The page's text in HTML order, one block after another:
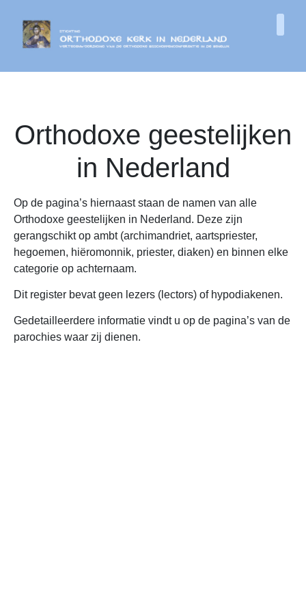
Orthodoxe geestelijken
in Nederland
Op de pagina’s hiernaast staan de namen van alle
Orthodoxe geestelijken in Nederland. Deze zijn
gerangschikt op ambt (archimandriet, aartspriester,
hegoemen, hiëromonnik, priester, diaken) en binnen elke
categorie op achternaam.
Dit register bevat geen lezers (lectors) of hypodiakenen.
Gedetailleerdere informatie vindt u op de pagina’s van de
parochies waar zij dienen.